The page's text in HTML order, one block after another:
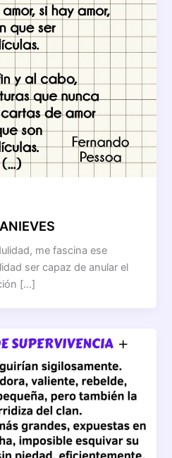
me fascina ese
ser capaz de anular el
[…]